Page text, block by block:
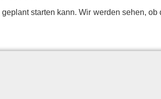
star­ten kann. Wir wer­den se­hen,